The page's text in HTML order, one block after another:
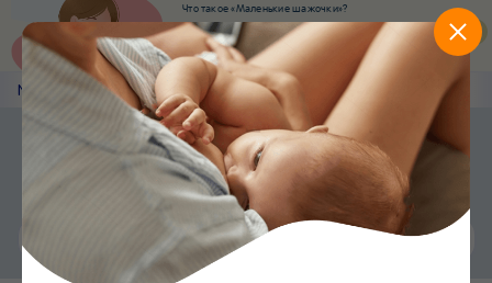
Что такое «Маленькие шажочки»?
Наш новый суперсервис для отслеживания
развития вашего малыша
Попробовать сейчас
Nestlé Baby &me Наши продукты
Приложение Nestlé Baby&me
Еще быстрее и удобнее
Установить
Чат24/7